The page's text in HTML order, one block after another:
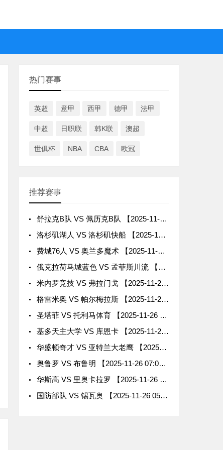
热门赛事
英超 意甲 西甲 德甲 法甲
中超 日职联 韩K联 澳超
世俱杯 NBA CBA 欧冠
推荐赛事
舒拉克B队 VS 佩历克B队 【2025-11-26 18:30:00】
洛杉矶湖人 VS 洛杉矶快船 【2025-11-26 12:00:00】
费城76人 VS 奥兰多魔术 【2025-11-26 09:00:00】
俄克拉荷马城蓝色 VS 孟菲斯川流 【2025-11-26 09:00:00】
米内罗竞技 VS 弗拉门戈 【2025-11-26 08:30:00】
格雷米奥 VS 帕尔梅拉斯 【2025-11-26 08:30:00】
圣塔菲 VS 托利马体育 【2025-11-26 08:30:00】
基多天主大学 VS 库恩卡 【2025-11-26 08:00:00】
华盛顿奇才 VS 亚特兰大老鹰 【2025-11-26 08:00:00】
奥鲁罗 VS 布鲁明 【2025-11-26 07:00:00】
华斯高 VS 里奥卡拉罗 【2025-11-26 07:00:00】
国防部队 VS 锡瓦奥 【2025-11-26 05:00:00】